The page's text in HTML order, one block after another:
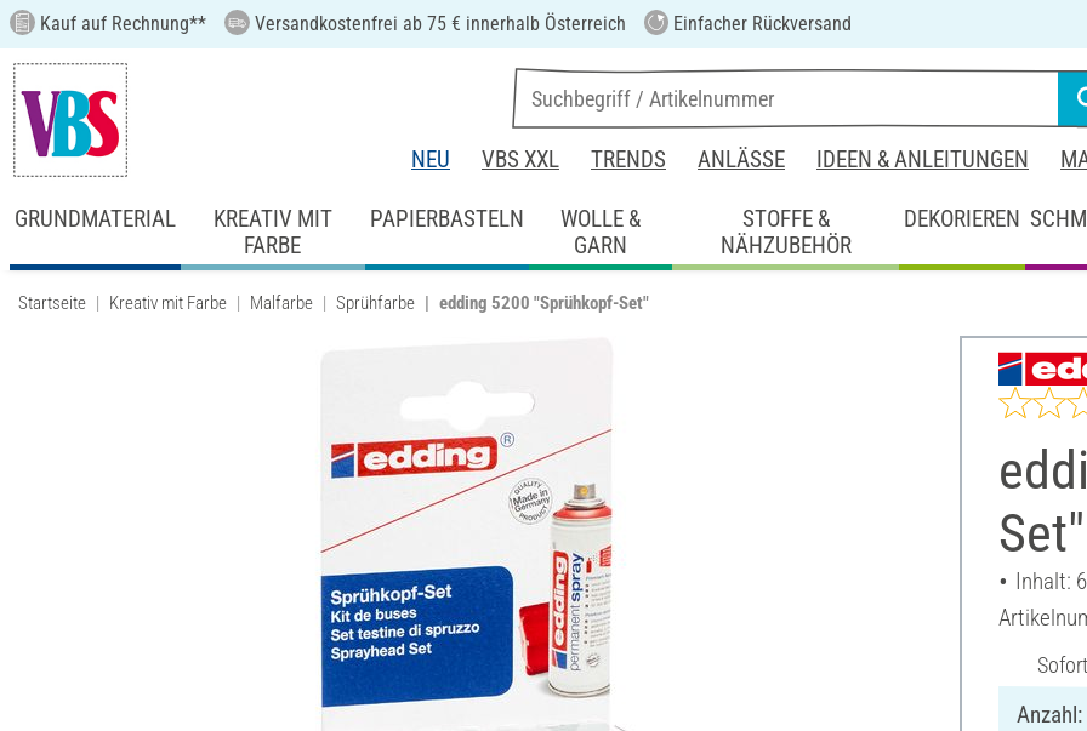
Kauf auf Rechnung** Versandkostenfrei ab 75 € innerhalb Österreich Einfacher Rückversand
NEU VBS XXL TRENDS ANLÄSSE IDEEN & ANLEITUNGEN
GRUNDMATERIAL
KREATIV MIT
FARBE
PAPIERBASTELN
WOLLE &
GARN
STOFFE &
NÄHZUBEHÖR
DEKORIEREN
Startseite Kreativ mit Farbe Malfarbe Sprühfarbe edding 5200 "Sprühkopf-Set"
Set"
Inhalt:
Anzahl: